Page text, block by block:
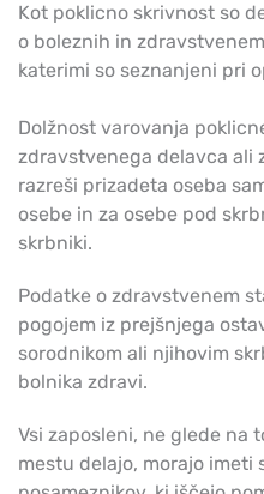
Kot poklicno skrivnost so
o boleznih in
katerimi so seznanjeni pri
Dolžnost varovanja
zdravstvenega delavca ali
razreši prizadeta oseba
osebe in za osebe pod
skrbniki.
Podatke o zdravstvenem
pogojem iz prejšnjega
sorodnikom ali njihovim
bolnika zdravi.
Vsi zaposleni, ne glede na
mestu delajo, morajo imeti